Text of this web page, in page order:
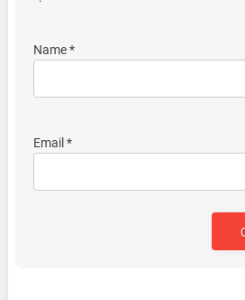
Name *
Email *